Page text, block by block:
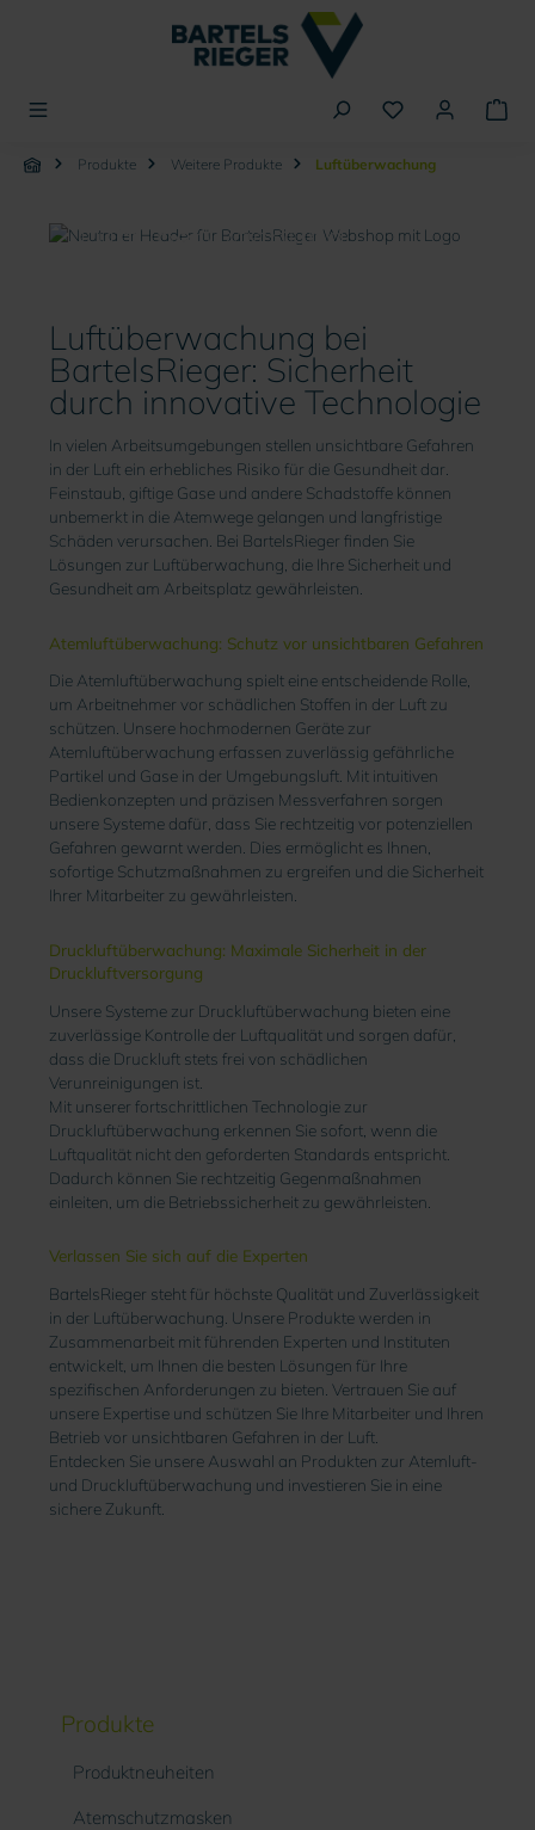
Produkte Weitere Produkte Luftüberwachung
Luftüberwachung
Luftüberwachung bei
BartelsRieger: Sicherheit
durch innovative Technologie
In vielen Arbeitsumgebungen stellen unsichtbare Gefahren
in der Luft ein erhebliches Risiko für die Gesundheit dar.
Feinstaub, giftige Gase und andere Schadstoffe können
unbemerkt in die Atemwege gelangen und langfristige
Schäden verursachen. Bei BartelsRieger finden Sie
Lösungen zur Luftüberwachung, die Ihre Sicherheit und
Gesundheit am Arbeitsplatz gewährleisten.
Atemluftüberwachung: Schutz vor unsichtbaren Gefahren
Die Atemluftüberwachung spielt eine entscheidende Rolle,
um Arbeitnehmer vor schädlichen Stoffen in der Luft zu
schützen. Unsere hochmodernen Geräte zur
Atemluftüberwachung erfassen zuverlässig gefährliche
Partikel und Gase in der Umgebungsluft. Mit intuitiven
Bedienkonzepten und präzisen Messverfahren sorgen
unsere Systeme dafür, dass Sie rechtzeitig vor potenziellen
Gefahren gewarnt werden. Dies ermöglicht es Ihnen,
sofortige Schutzmaßnahmen zu ergreifen und die Sicherheit
Ihrer Mitarbeiter zu gewährleisten.
Druckluftüberwachung: Maximale Sicherheit in der
Druckluftversorgung
Unsere Systeme zur Druckluftüberwachung bieten eine
zuverlässige Kontrolle der Luftqualität und sorgen dafür,
dass die Druckluft stets frei von schädlichen
Verunreinigungen ist.
Mit unserer fortschrittlichen Technologie zur
Druckluftüberwachung erkennen Sie sofort, wenn die
Luftqualität nicht den geforderten Standards entspricht.
Dadurch können Sie rechtzeitig Gegenmaßnahmen
einleiten, um die Betriebssicherheit zu gewährleisten.
Verlassen Sie sich auf die Experten
BartelsRieger steht für höchste Qualität und Zuverlässigkeit
in der Luftüberwachung. Unsere Produkte werden in
Zusammenarbeit mit führenden Experten und Instituten
entwickelt, um Ihnen die besten Lösungen für Ihre
spezifischen Anforderungen zu bieten. Vertrauen Sie auf
unsere Expertise und schützen Sie Ihre Mitarbeiter und Ihren
Betrieb vor unsichtbaren Gefahren in der Luft.
Entdecken Sie unsere Auswahl an Produkten zur Atemluft-
und Druckluftüberwachung und investieren Sie in eine
sichere Zukunft.
Produkte
Produktneuheiten
Atemschutzmasken